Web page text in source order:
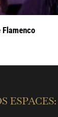
Flamenco
ESPACES: